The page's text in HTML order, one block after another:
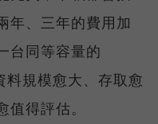
年、三年的費用加
台同等容量的
規模愈大、存取愈
得評估。